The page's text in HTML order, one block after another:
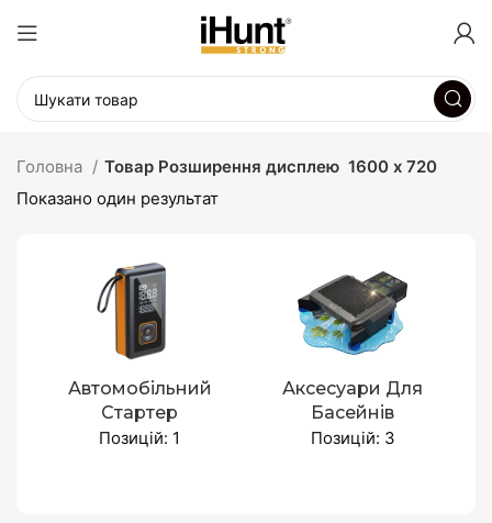
Головна Товар Розширення дисплею 1600 х 720
Показано один результат
Автомобільний
Стартер
Позицій: 1
Аксесуари Для
Басейнів
Позицій: 3